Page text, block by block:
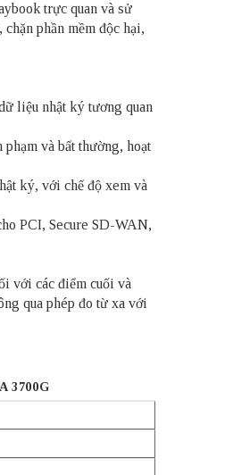
trực quan và sử
phần mềm độc hại,
liệu nhật ký tương quan
và bất thường, hoạt
ký, với chế độ xem và
PCI, Secure SD-WAN,
với các điểm cuối và
qua phép đo từ xa với
3700G